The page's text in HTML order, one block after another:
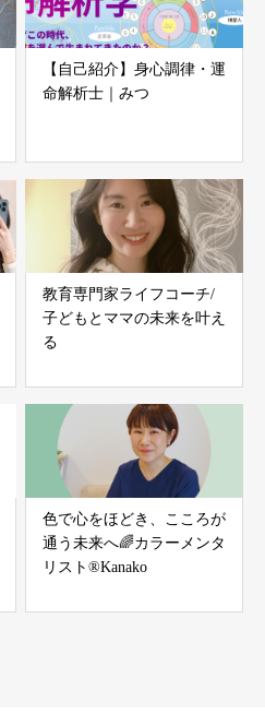
【自己紹介】身心調律・運
命解析士｜みつ
教育専門家ライフコーチ/
子どもとママの未来を叶え
る
色で心をほどき、こころが
通う未来へ🌈カラーメンタ
リスト®Kanako